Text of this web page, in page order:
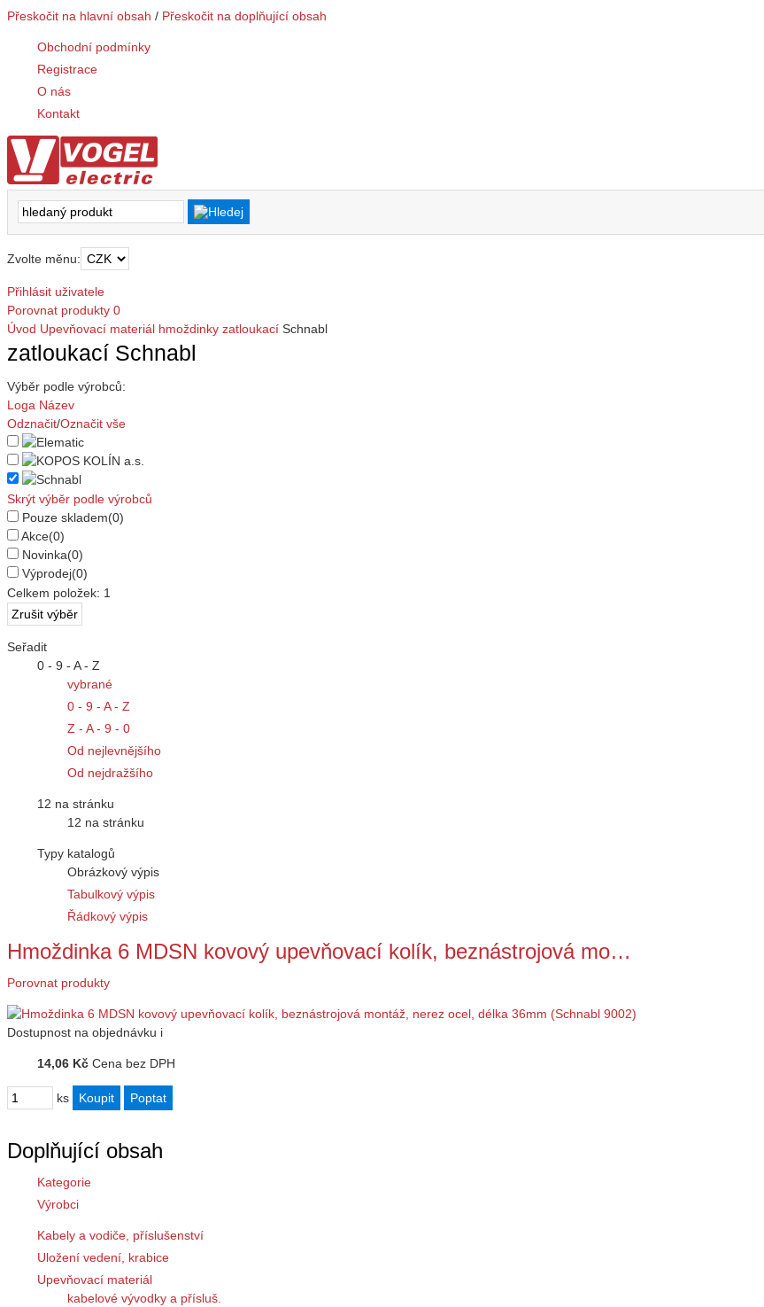
Přeskočit na hlavní obsah / Přeskočit na doplňující obsah
Obchodní podmínky
Registrace
O nás
Kontakt
Zvolte měnu:
Přihlásit uživatele
Porovnat produkty 0
Úvod Upevňovací materiál hmoždinky zatloukací Schnabl
zatloukací Schnabl
Výběr podle výrobců:
Loga Název
Odznačit/Označit vše
Skrýt výběr podle výrobců
Pouze skladem(0)
Akce(0)
Novinka(0)
Výprodej(0)
Celkem položek: 1
Seřadit
0 - 9 - A - Z
vybrané
0 - 9 - A - Z
Z - A - 9 - 0
Od nejlevnějšího
Od nejdražšího
12 na stránku
12 na stránku
Typy katalogů
Obrázkový výpis
Tabulkový výpis
Řádkový výpis
Hmoždinka 6 MDSN kovový upevňovací kolík, beznástrojová mo…
Porovnat produkty
Dostupnost na objednávku i
14,06 Kč Cena bez DPH
ks
Doplňující obsah
Kategorie
Výrobci
Kabely a vodiče, příslušenství
Uložení vedení, krabice
Upevňovací materiál
kabelové vývodky a přísluš.